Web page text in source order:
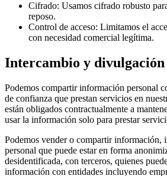
Cifrado: Usamos cifrado robusto
reposo.
Control de acceso: Limitamos el
con necesidad comercial legítima.
Intercambio y divulgación
Podemos compartir información personal
de confianza que prestan servicios en
están obligados contractualmente a
usar la información solo para prestar
Podemos vender o compartir información,
personal que puede estar en forma
desidentificada, con terceros, quienes
información con entidades incluyendo